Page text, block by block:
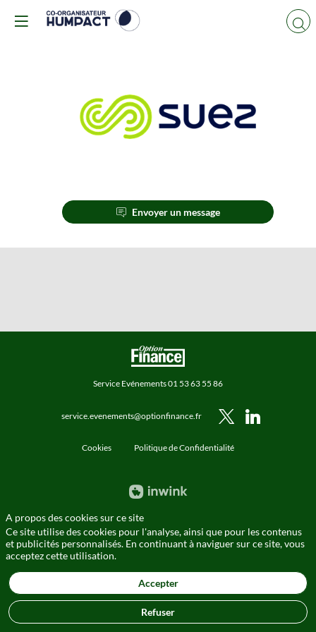
Envoyer un message
Service Evénements 01 53 63 55 86
service.evenements@optionfinance.fr
Cookies Politique de Confidentialité
A propos des cookies sur ce site
Ce site utilise des cookies pour l'analyse, ainsi que pour les contenus
et publicités personnalisés. En continuant à naviguer sur ce site, vous
acceptez cette utilisation.
Accepter
Refuser